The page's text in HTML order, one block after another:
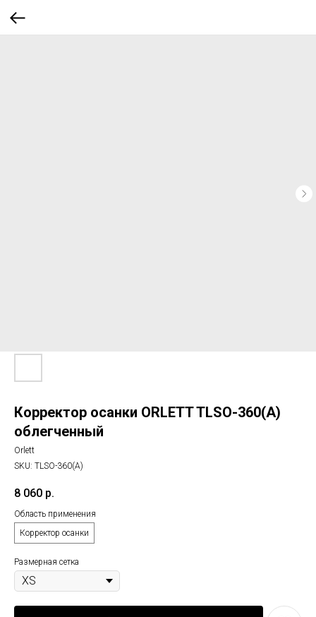
Корректор осанки ORLETT TLSO-360(A)
облегченный
Orlett
SKU: TLSO-360(A)
8 060 р.
Область применения
Корректор осанки
Размерная сетка